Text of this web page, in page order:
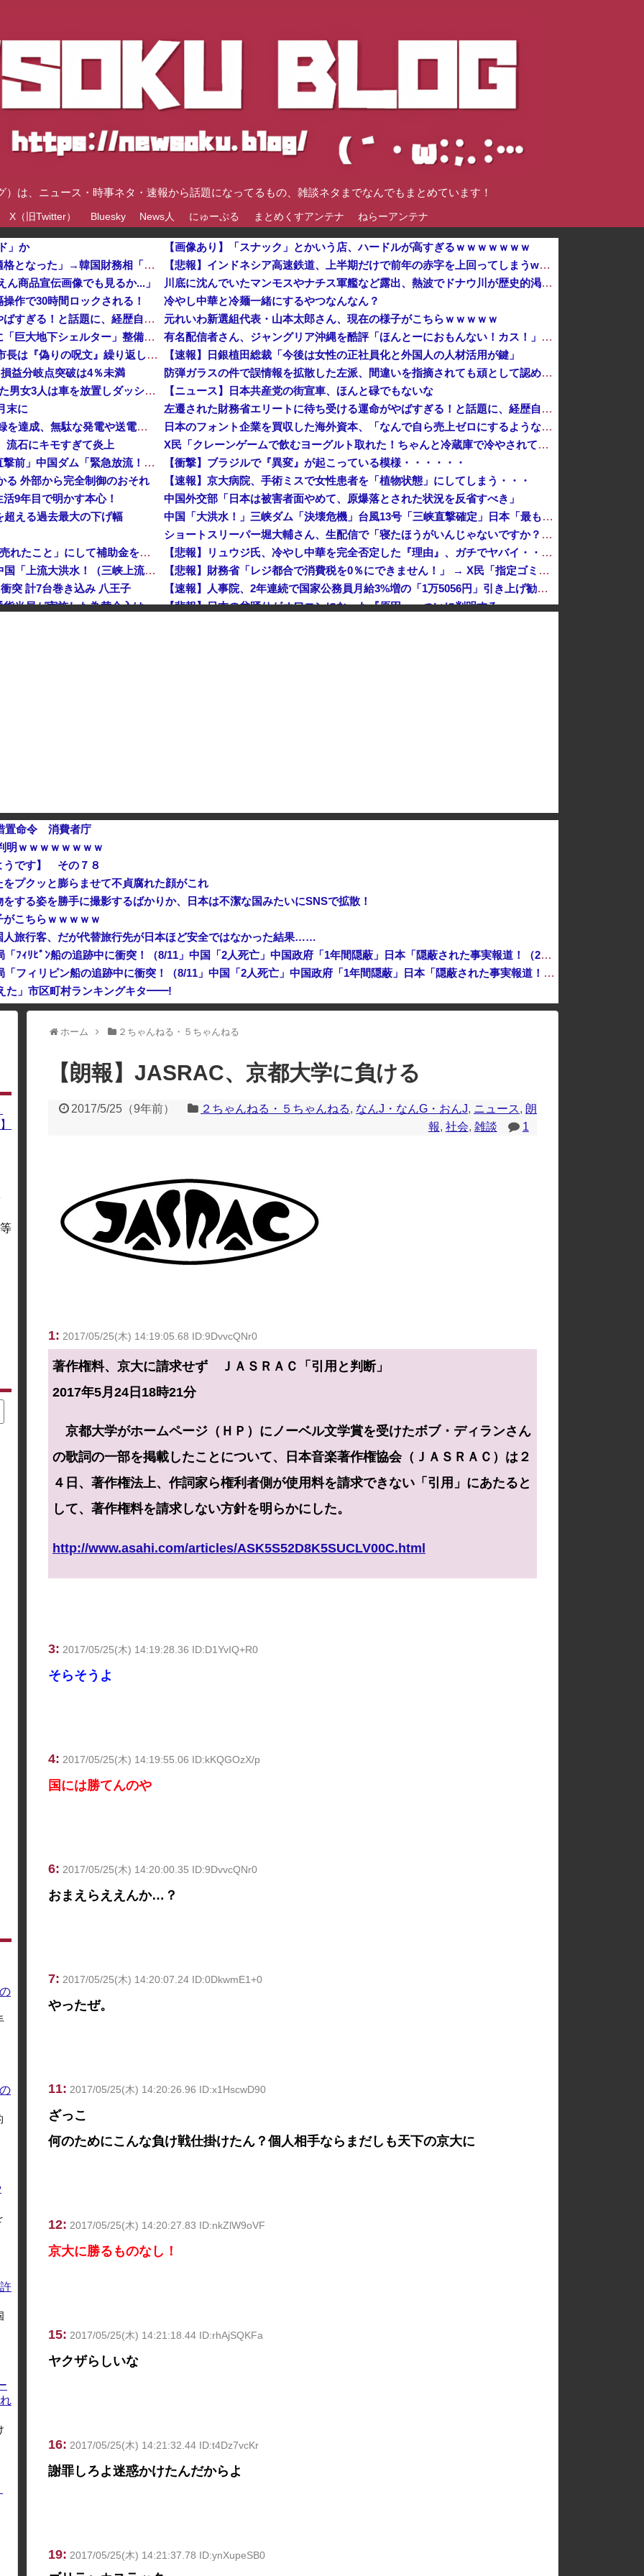
は、ニュース・時事ネタ・速報から話題になってるもの、雑談ネタまでなんでもまとめています！
X（旧Twitter） Bluesky News人 にゅーぷる まとめくすアンテナ ねらーアンテナ
」か
ブルームバーグ「韓国株式市場はすでに投資不適格となった」→韓国財務相「韓国経済は絶好調！ 韓国市場は安泰!!」……まあ、うん。国外からどう認識されているのかって問題だから……さ
商品宣伝画像でも見るか...」
作で30時間ロックされる！
左遷された財務省エリートに待ち受ける運命がやばすぎる！と話題に、経歴自体はとんでもないものだが……
【速報】都知事、東京駅近くの都八重洲駐車場に「巨大地下シェルター」整備を正式表明他
【平和宣言を非難】 ロシア外務省報道官「広島市長は『偽りの呪文』繰り返している」
益分岐点突破は4％未満
【鹿児島】 突然右折し路面電車と衝突 乗っていた男女3人は車を放置しダッシュで逃走中
末に
日産e-power、無給油で1980km走行しギネス記録を達成、無駄な発電や送電ロスなくEVよりエコを証明
流石にキモすぎて炎上
中国「大洪水！」三峡ダム「大雨で増水（台風直撃前」中国ダム「緊急放流！」中国鉄道「列車が走行中に流される」中国避難所「支援物資は有料です」謎の勢力「え」→
る 外部から完全制御のおそれ
9年目で明かす本心！
超える過去最大の下げ幅
中国、止められないEV製造 売れず在庫山積み「売れたこと」にして補助金を騙し取る事案を思いつきが横行
中国「台風接近！」台風13号「三峡直撃予測」中国「上流大洪水！（三峡上流」中国都市「8/5の映像（動画」三峡ダム「緊急放流（決壊危機」中国「下流大水害（震え声」→
突 計7台巻き込み 八王子
岸田文雄元首相「円安を阻止するために日米の通貨当局が実施した為替介入は一時しのぎに過ぎない」
【画像あり】「スナック」とかいう店、ハードルが高すぎるｗｗｗｗｗｗｗ
【悲報】インドネシア高速鉄道、上半期だけで前年の赤字を上回ってしまうwwwwwwwwwwwwwwwwwwwwwwwwwwwwwwwwwwwwwwwwwwwww他
川底に沈んでいたマンモスやナチス軍艦など露出、熱波でドナウ川が歴史的渇水！
冷やし中華と冷麺一緒にするやつなんなん？
元れいわ新選組代表・山本太郎さん、現在の様子がこちらｗｗｗｗｗ
有名配信者さん、ジャングリア沖縄を酷評「ほんとーにおもんない！カス！」→炎上→逆に配信でブチギレ反論！絶叫しながら熱弁「誰かが声を上げないといけ...
【速報】日銀植田総裁「今後は女性の正社員化と外国人の人材活用が鍵」
防弾ガラスの件で誤情報を拡散した左派、間違いを指摘されても頑として認めなかった結果……
【ニュース】日本共産党の街宣車、ほんと碌でもないな
左遷された財務省エリートに待ち受ける運命がやばすぎる！と話題に、経歴自体はとんでもないものだが……
日本のフォント企業を買収した海外資本、「なんで自ら売上ゼロにするようなことするの」とドン引きするような方針転換を……
X民「クレーンゲームで飲むヨーグルト取れた！ちゃんと冷蔵庫で冷やされてたし問題ないよねｗ」ｸﾞﾋﾞｯ→結果ｗｗｗｗｗｗｗ
【衝撃】ブラジルで『異変』が起こっている模様・・・・・・
【速報】京大病院、手術ミスで女性患者を「植物状態」にしてしまう・・・
中国外交部「日本は被害者面やめて、原爆落とされた状況を反省すべき」
中国「大洪水！」三峡ダム「決壊危機」台風13号「三峡直撃確定」日本「最も強い勢力で接近！（伊勢湾台風級」台風13号と15号「中国本土でぶつかり合...
ショートスリーパー堀大輔さん、生配信で「寝たほうがいんじゃないですか？」というコメントにブチギレ！ガチで怖すぎると話題に・・・
【悲報】リュウジ氏、冷やし中華を完全否定した『理由』、ガチでヤバイ・・・・・・
【悲報】財務省「レジ都合で消費税を0％にできません！」 → X民「指定ゴミ袋を買ってレシート見たら消費税はゼロになるんだけど？」ｗｗｗｗｗｗｗｗ...
【速報】人事院、2年連続で国家公務員月給3%増の「1万5056円」引き上げ勧告 2年で6%超え
【悲報】日本の盆踊りがオワコンになった『原因』、ついに判明する・・・・・
置命令 消費者庁
明ｗｗｗｗｗｗｗｗ
うです】 その７８
プクッと膨らませて不貞腐れた顔がこれ
する姿を勝手に撮影するばかりか、日本は不潔な国みたいにSNSで拡散！
こちらｗｗｗｗｗ
人旅行客、だが代替旅行先が日本ほど安全ではなかった結果……
中国「衝突事故！（2025年」中国軍と中国海警局「ﾌｨﾘﾋﾟﾝ船の追跡中に衝突！（8/11」中国「2人死亡」中国政府「1年間隠蔽」日本「隠蔽された事実報道！（2026年」→
中国「衝突事故！（2025年」中国軍と中国海警局「フィリピン船の追跡中に衝突！（8/11」中国「2人死亡」中国政府「1年間隠蔽」日本「隠蔽された事実報道！（2026年」→
た」市区町村ランキングキタ━━!
」は終わった？＝ネット「中国より100倍いい」
している場合、一部のコンテンツが表示されなくなったり、サイト全体のレイアウトが崩れたりする場合があります。
ホーム ２ちゃんねる・５ちゃんねる
【朗報】JASRAC、京都大学に負ける
2017/5/25 （9年前） ２ちゃんねる・５ちゃんねる, なんJ・なんG・おんJ, ニュース, 朗
報, 社会, 雑談 1
1: 2017/05/25(木) 14:19:05.68 ID:9DvvcQNr0
著作権料、京大に請求せず ＪＡＳＲＡＣ「引用と判断」
2017年5月24日18時21分
京都大学がホームページ（ＨＰ）にノーベル文学賞を受けたボブ・ディランさん
の歌詞の一部を掲載したことについて、日本音楽著作権協会（ＪＡＳＲＡＣ）は２
４日、著作権法上、作詞家ら権利者側が使用料を請求できない「引用」にあたると
して、著作権料を請求しない方針を明らかにした。
http://www.asahi.com/articles/ASK5S52D8K5SUCLV00C.html
3: 2017/05/25(木) 14:19:28.36 ID:D1YvIQ+R0
そらそうよ
4: 2017/05/25(木) 14:19:55.06 ID:kKQGOzX/p
国には勝てんのや
6: 2017/05/25(木) 14:20:00.35 ID:9DvvcQNr0
おまえらええんか…？
7: 2017/05/25(木) 14:20:07.24 ID:0DkwmE1+0
やったぜ。
11: 2017/05/25(木) 14:20:26.96 ID:x1HscwD90
ざっこ
何のためにこんな負け戦仕掛けたん？個人相手ならまだしも天下の京大に
12: 2017/05/25(木) 14:20:27.83 ID:nkZlW9oVF
京大に勝るものなし！
15: 2017/05/25(木) 14:21:18.44 ID:rhAjSQKFa
ヤクザらしいな
16: 2017/05/25(木) 14:21:32.44 ID:t4Dz7vcKr
謝罪しろよ迷惑かけたんだからよ
19: 2017/05/25(木) 14:21:37.78 ID:ynXupeSB0